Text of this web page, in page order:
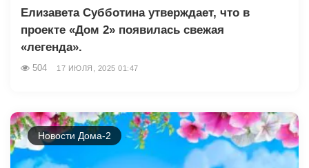
Елизавета Субботина утверждает, что в
проекте «Дом 2» появилась свежая
«легенда».
504 17 ИЮЛЯ, 2025 01:47
Новости Дома-2